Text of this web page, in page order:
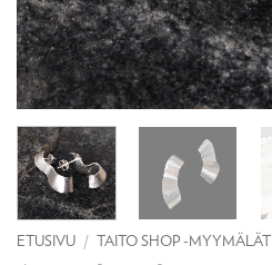
ETUSIVU / TAITO SHOP -MYYMÄLÄT